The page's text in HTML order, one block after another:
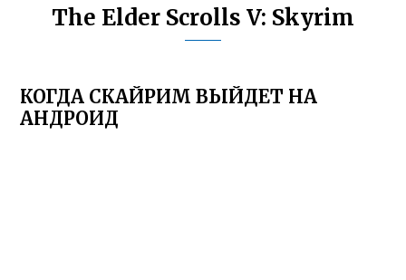
The Elder Scrolls V: Skyrim
КОГДА СКАЙРИМ ВЫЙДЕТ НА
АНДРОИД